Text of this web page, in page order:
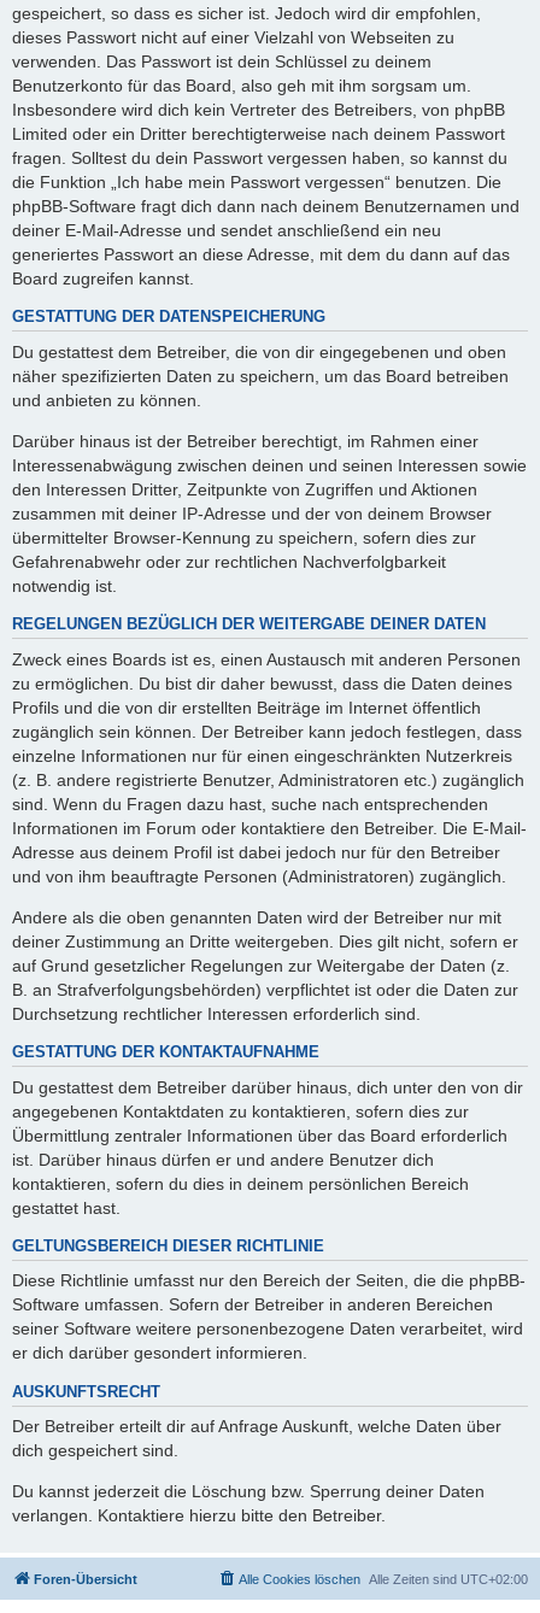
gespeichert, so dass es sicher ist. Jedoch wird dir empfohlen,
dieses Passwort nicht auf einer Vielzahl von Webseiten zu
verwenden. Das Passwort ist dein Schlüssel zu deinem
Benutzerkonto für das Board, also geh mit ihm sorgsam um.
Insbesondere wird dich kein Vertreter des Betreibers, von phpBB
Limited oder ein Dritter berechtigterweise nach deinem Passwort
fragen. Solltest du dein Passwort vergessen haben, so kannst du
die Funktion „Ich habe mein Passwort vergessen“ benutzen. Die
phpBB-Software fragt dich dann nach deinem Benutzernamen und
deiner E-Mail-Adresse und sendet anschließend ein neu
generiertes Passwort an diese Adresse, mit dem du dann auf das
Board zugreifen kannst.
GESTATTUNG DER DATENSPEICHERUNG
Du gestattest dem Betreiber, die von dir eingegebenen und oben
näher spezifizierten Daten zu speichern, um das Board betreiben
und anbieten zu können.
Darüber hinaus ist der Betreiber berechtigt, im Rahmen einer
Interessenabwägung zwischen deinen und seinen Interessen sowie
den Interessen Dritter, Zeitpunkte von Zugriffen und Aktionen
zusammen mit deiner IP-Adresse und der von deinem Browser
übermittelter Browser-Kennung zu speichern, sofern dies zur
Gefahrenabwehr oder zur rechtlichen Nachverfolgbarkeit
notwendig ist.
REGELUNGEN BEZÜGLICH DER WEITERGABE DEINER DATEN
Zweck eines Boards ist es, einen Austausch mit anderen Personen
zu ermöglichen. Du bist dir daher bewusst, dass die Daten deines
Profils und die von dir erstellten Beiträge im Internet öffentlich
zugänglich sein können. Der Betreiber kann jedoch festlegen, dass
einzelne Informationen nur für einen eingeschränkten Nutzerkreis
(z. B. andere registrierte Benutzer, Administratoren etc.) zugänglich
sind. Wenn du Fragen dazu hast, suche nach entsprechenden
Informationen im Forum oder kontaktiere den Betreiber. Die E-Mail-
Adresse aus deinem Profil ist dabei jedoch nur für den Betreiber
und von ihm beauftragte Personen (Administratoren) zugänglich.
Andere als die oben genannten Daten wird der Betreiber nur mit
deiner Zustimmung an Dritte weitergeben. Dies gilt nicht, sofern er
auf Grund gesetzlicher Regelungen zur Weitergabe der Daten (z.
B. an Strafverfolgungsbehörden) verpflichtet ist oder die Daten zur
Durchsetzung rechtlicher Interessen erforderlich sind.
GESTATTUNG DER KONTAKTAUFNAHME
Du gestattest dem Betreiber darüber hinaus, dich unter den von dir
angegebenen Kontaktdaten zu kontaktieren, sofern dies zur
Übermittlung zentraler Informationen über das Board erforderlich
ist. Darüber hinaus dürfen er und andere Benutzer dich
kontaktieren, sofern du dies in deinem persönlichen Bereich
gestattet hast.
GELTUNGSBEREICH DIESER RICHTLINIE
Diese Richtlinie umfasst nur den Bereich der Seiten, die die phpBB-
Software umfassen. Sofern der Betreiber in anderen Bereichen
seiner Software weitere personenbezogene Daten verarbeitet, wird
er dich darüber gesondert informieren.
AUSKUNFTSRECHT
Der Betreiber erteilt dir auf Anfrage Auskunft, welche Daten über
dich gespeichert sind.
Du kannst jederzeit die Löschung bzw. Sperrung deiner Daten
verlangen. Kontaktiere hierzu bitte den Betreiber.
Foren-Übersicht Alle Zeiten sind UTC+02:00
Alle Cookies löschen